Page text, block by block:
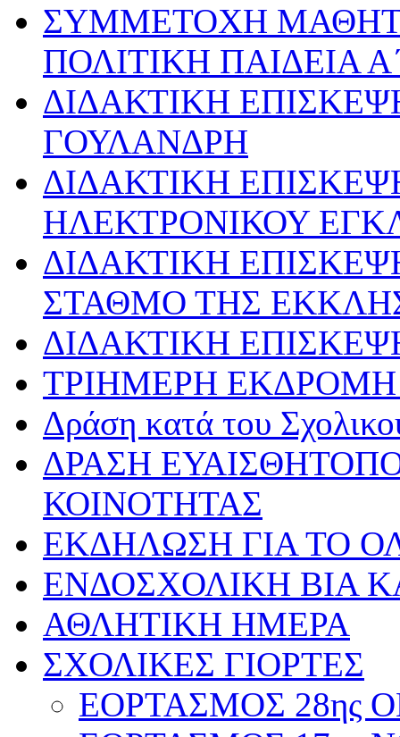
ΣΥΜΜΕΤΟΧΗ
ΠΟΛΙΤΙΚΗ ΠΑΙΔΕΙΑ
ΔΙΔΑΚΤΙΚΗ
ΓΟΥΛΑΝΔΡΗ
ΔΙΔΑΚΤΙΚΗ
ΗΛΕΚΤΡΟΝΙΚΟΥ
ΔΙΔΑΚΤΙΚΗ
ΣΤΑΘΜΟ ΤΗΣ
ΔΙΔΑΚΤΙΚΗ
ΤΡΙΗΜΕΡΗ ΕΚΔΡΟΜΗ
Δράση κατά του
ΔΡΑΣΗ
ΚΟΙΝΟΤΗΤΑΣ
ΕΚΔΗΛΩΣΗ ΓΙΑ ΤΟ
ΕΝΔΟΣΧΟΛΙΚΗ ΒΙΑ
ΑΘΛΗΤΙΚΗ ΗΜΕΡΑ
ΣΧΟΛΙΚΕΣ ΓΙΟΡΤΕΣ
ΕΟΡΤΑΣΜΟΣ 28ης